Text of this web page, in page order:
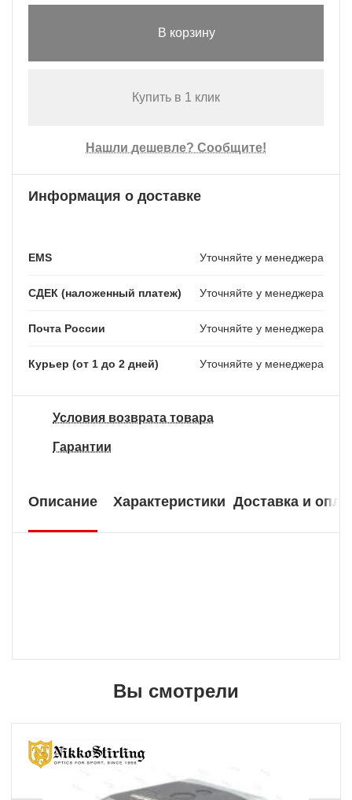
В корзину
Купить в 1 клик
Нашли дешевле? Сообщите!
Информация о доставке
EMS Уточняйте у менеджера
СДЕК (наложенный платеж) Уточняйте у менеджера
Почта России Уточняйте у менеджера
Курьер (от 1 до 2 дней) Уточняйте у менеджера
Условия возврата товара
Гарантии
Описание Характеристики Доставка и
Вы смотрели